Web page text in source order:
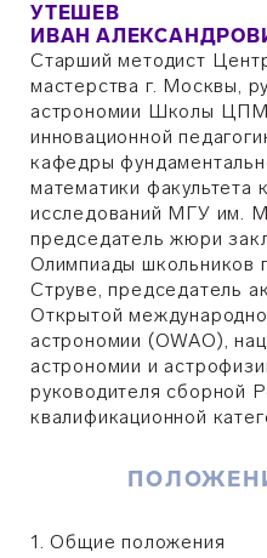
УТЕШЕВ
ИВАН
Старший методист
мастерства г. Москвы,
астрономии Школы
инновационной
кафедры
математики факультета
исследований МГУ им.
председатель жюри
Олимпиады школьников
Струве, председатель
Открытой
астрономии (OWAO),
астрономии и
руководителя сборной
квалификационной
1. Общие положения